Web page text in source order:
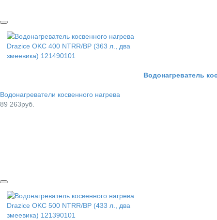
Водонагреватель
Водонагреватели косвенного нагрева
89 263руб.